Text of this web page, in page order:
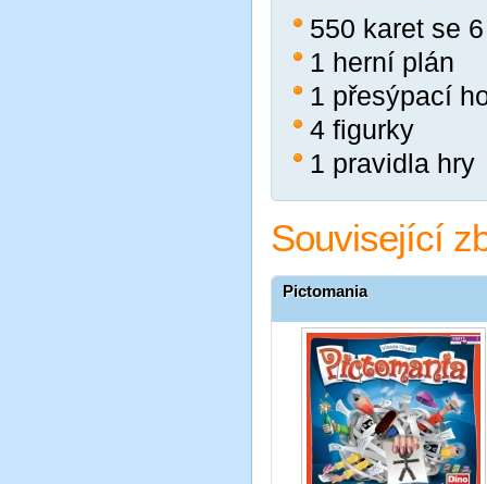
550 karet se
1 herní plán
1 přesýpací
4 figurky
1 pravidla hry
Související
Pictomania